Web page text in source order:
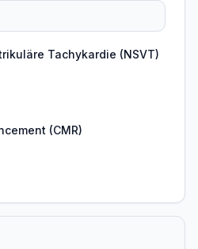
Tachykardie (NSVT)
(CMR)